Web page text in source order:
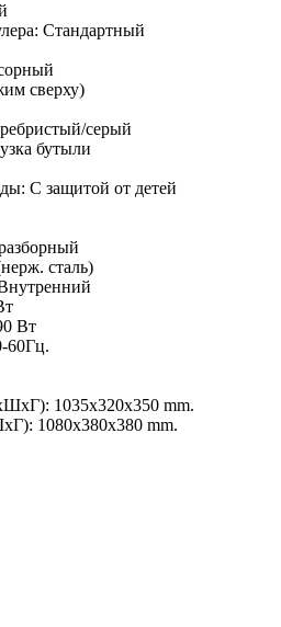
Стандартный
сверху)
серый
бутыли
С защитой от детей
сталь)
Вт
60Гц.
1035x320x350 mm.
1080x380x380 mm.